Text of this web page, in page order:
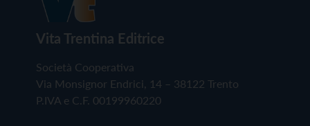
Vita Trentina Editrice
Società Cooperativa
Via Monsignor Endrici, 14 – 38122 Trento
P.IVA e C.F. 00199960220